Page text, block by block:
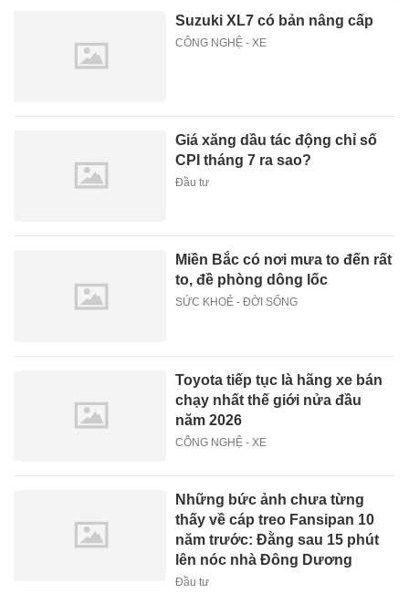
Suzuki XL7 có bản nâng cấp
CÔNG NGHỆ - XE
Giá xăng dầu tác động chỉ số
CPI tháng 7 ra sao?
Đầu tư
Miền Bắc có nơi mưa to đến rất
to, đề phòng dông lốc
SỨC KHOẺ - ĐỜI SỐNG
Toyota tiếp tục là hãng xe bán
chạy nhất thế giới nửa đầu
năm 2026
CÔNG NGHỆ - XE
Những bức ảnh chưa từng
thấy về cáp treo Fansipan 10
năm trước: Đằng sau 15 phút
lên nóc nhà Đông Dương
Đầu tư